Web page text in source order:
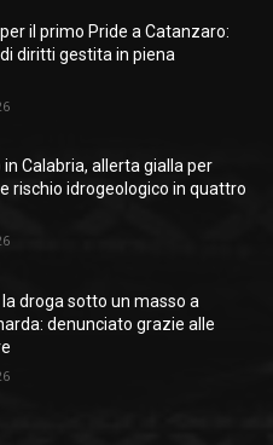
il primo Pride a Catanzaro:
diritti gestita in piena
Calabria, allerta gialla per
rischio idrogeologico in quattro
la droga sotto un masso a
denunciato grazie alle